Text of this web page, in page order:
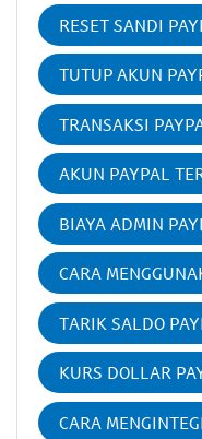
RESET SANDI
TUTUP AKUN
TRANSAKSI
AKUN PAYPAL
BIAYA ADMIN
CARA
TARIK SALDO
KURS DOLLAR
CARA